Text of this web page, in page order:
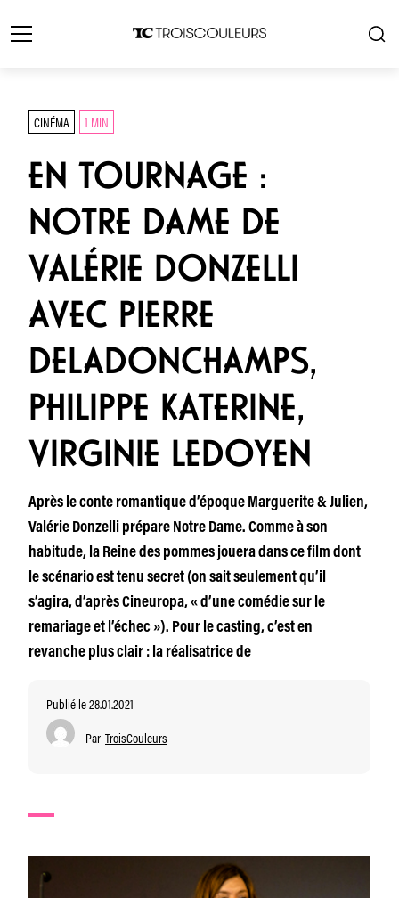
CINÉMA 1 MIN
EN TOURNAGE :
NOTRE DAME DE
VALÉRIE DONZELLI
AVEC PIERRE
DELADONCHAMPS,
PHILIPPE KATERINE,
VIRGINIE LEDOYEN
Après le conte romantique d’époque Marguerite & Julien,
Valérie Donzelli prépare Notre Dame. Comme à son
habitude, la Reine des pommes jouera dans ce film dont
le scénario est tenu secret (on sait seulement qu’il
s’agira, d’après Cineuropa, « d’une comédie sur le
remariage et l’échec »). Pour le casting, c’est en
revanche plus clair : la réalisatrice de
Publié le 28.01.2021
Par TroisCouleurs